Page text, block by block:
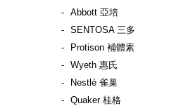
Abbott 亞培
SENTOSA 三多
Protison 補體素
Wyeth 惠氏
Nestlé 雀巢
Quaker 桂格